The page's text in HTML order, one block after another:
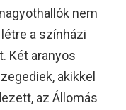
nem
a színházi
Két aranyos
akikkel
az Állomás